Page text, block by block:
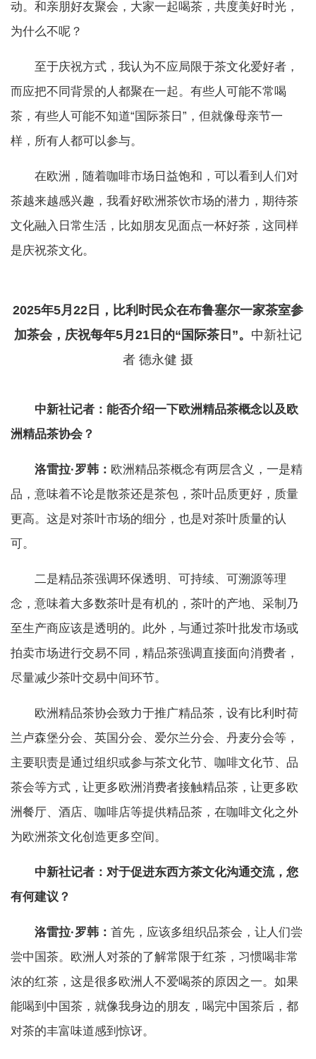
动。和亲朋好友聚会，大家一起喝茶，共度美好时光，
为什么不呢？
至于庆祝方式，我认为不应局限于茶文化爱好者，
而应把不同背景的人都聚在一起。有些人可能不常喝
茶，有些人可能不知道“国际茶日”，但就像母亲节一
样，所有人都可以参与。
在欧洲，随着咖啡市场日益饱和，可以看到人们对
茶越来越感兴趣，我看好欧洲茶饮市场的潜力，期待茶
文化融入日常生活，比如朋友见面点一杯好茶，这同样
是庆祝茶文化。
2025年5月22日，比利时民众在布鲁塞尔一家茶室参
加茶会，庆祝每年5月21日的“国际茶日”。 中新社记
者 德永健 摄
中新社记者：能否介绍一下欧洲精品茶概念以及欧
洲精品茶协会？
洛雷拉·罗韩： 欧洲精品茶概念有两层含义，一是精
品，意味着不论是散茶还是茶包，茶叶品质更好，质量
更高。这是对茶叶市场的细分，也是对茶叶质量的认
可。
二是精品茶强调环保透明、可持续、可溯源等理
念，意味着大多数茶叶是有机的，茶叶的产地、采制乃
至生产商应该是透明的。此外，与通过茶叶批发市场或
拍卖市场进行交易不同，精品茶强调直接面向消费者，
尽量减少茶叶交易中间环节。
欧洲精品茶协会致力于推广精品茶，设有比利时荷
兰卢森堡分会、英国分会、爱尔兰分会、丹麦分会等，
主要职责是通过组织或参与茶文化节、咖啡文化节、品
茶会等方式，让更多欧洲消费者接触精品茶，让更多欧
洲餐厅、酒店、咖啡店等提供精品茶，在咖啡文化之外
为欧洲茶文化创造更多空间。
中新社记者：对于促进东西方茶文化沟通交流，您
有何建议？
洛雷拉·罗韩： 首先，应该多组织品茶会，让人们尝
尝中国茶。欧洲人对茶的了解常限于红茶，习惯喝非常
浓的红茶，这是很多欧洲人不爱喝茶的原因之一。如果
能喝到中国茶，就像我身边的朋友，喝完中国茶后，都
对茶的丰富味道感到惊讶。